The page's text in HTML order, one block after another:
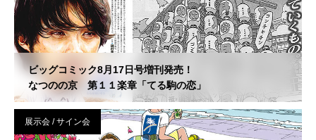
ビッグコミック8月17日号増刊発売！
なつのの京 第１１楽章「てる駒の恋」
展示会 / サイン会